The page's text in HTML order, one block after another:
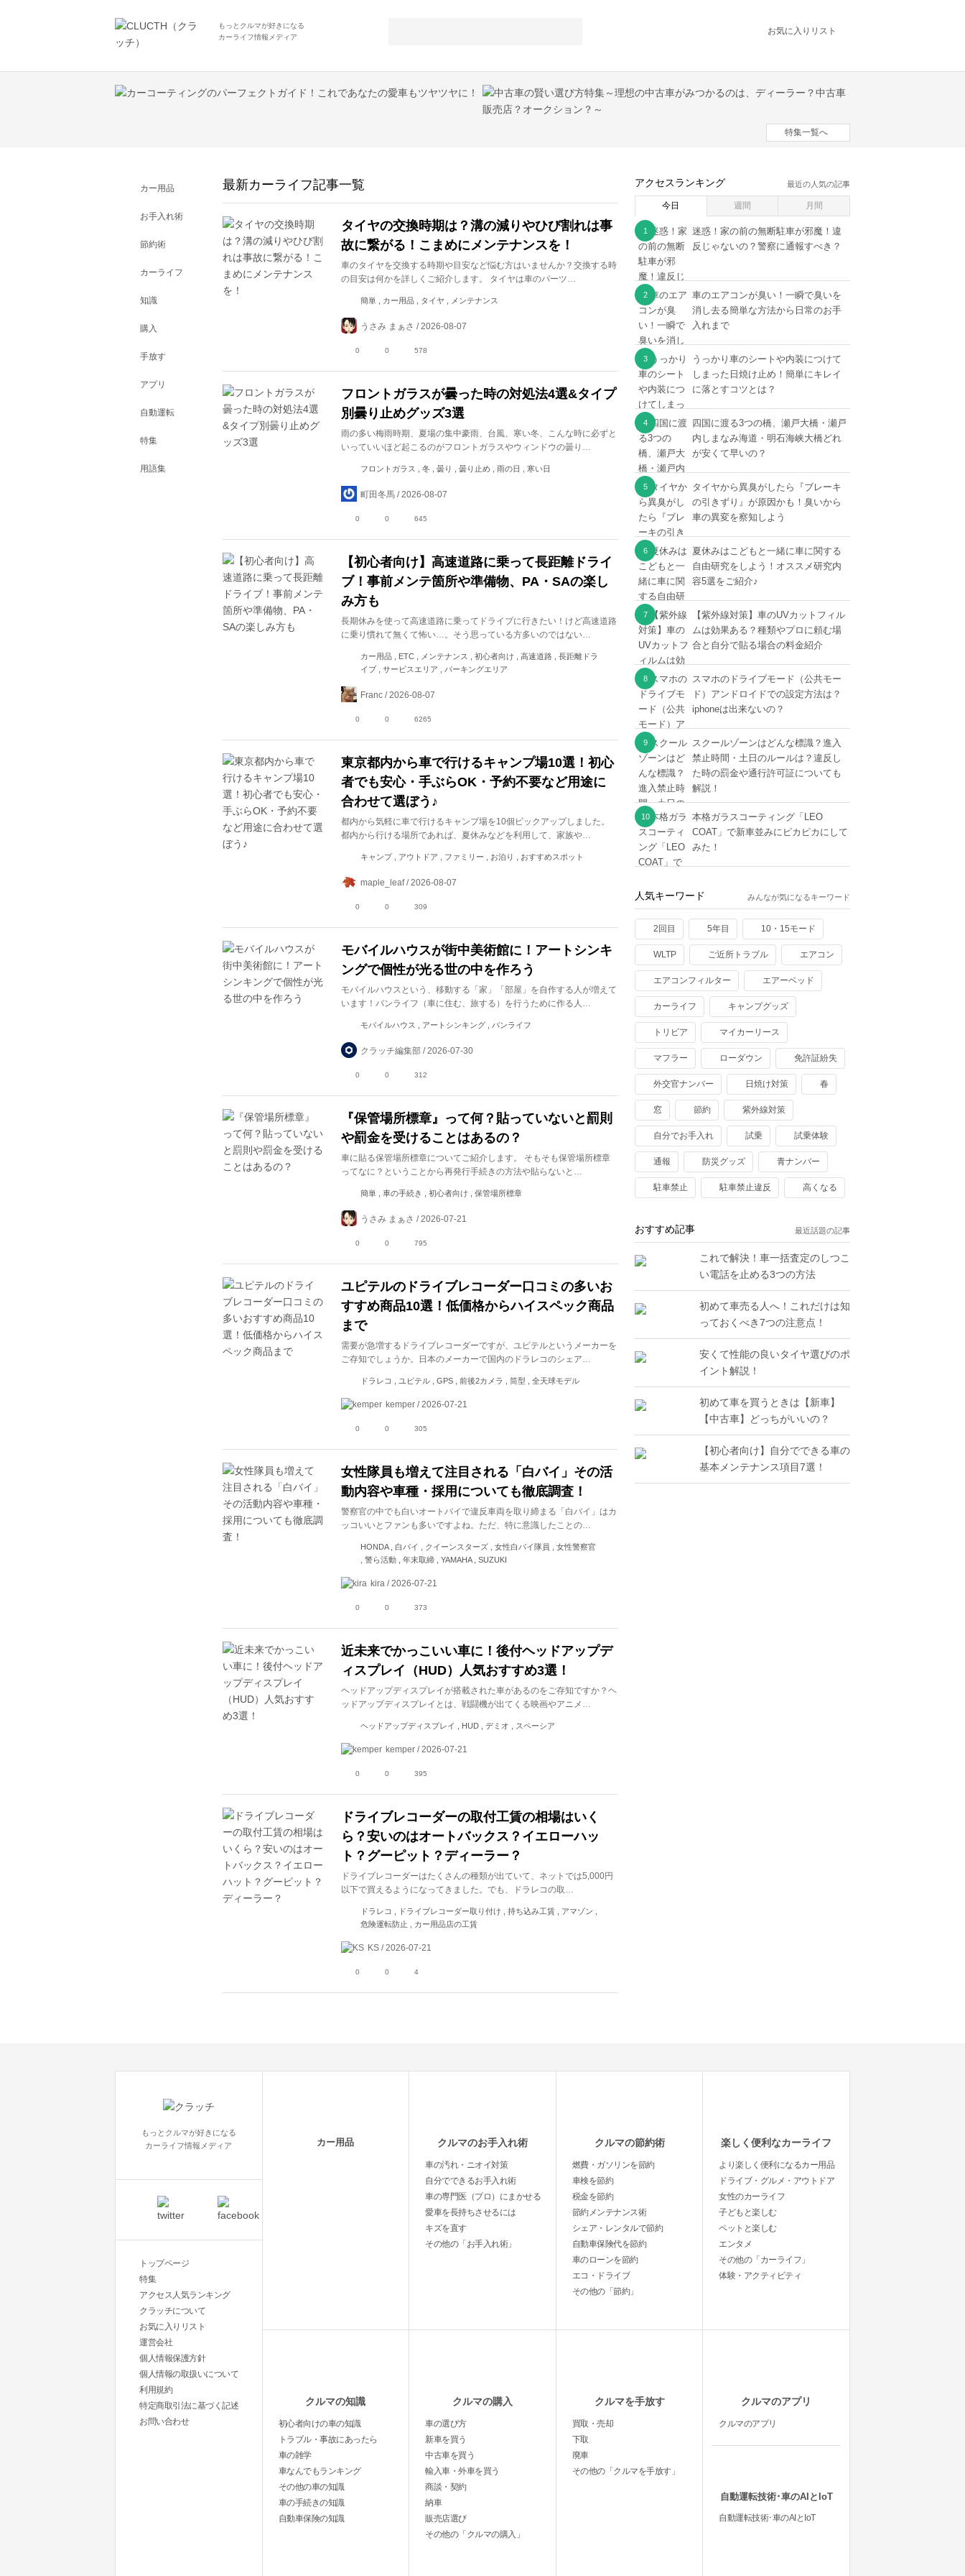
もっとクルマが好きになる
カーライフ情報メディア
お気に入りリスト
特集一覧へ
カー用品
お手入れ術
節約術
カーライフ
知識
購入
手放す
アプリ
自動運転
特集
用語集
最新カーライフ記事一覧
タイヤの交換時期は？溝の減りやひび割れは事
故に繋がる！こまめにメンテナンスを！
車のタイヤを交換する時期や目安など悩む方はいませんか？交換する時
の目安は何かを詳しくご紹介します。 タイヤは車のパーツ…
簡単 , カー用品 , タイヤ , メンテナンス
うさみ まぁさ / 2026-08-07
0 0 578
フロントガラスが曇った時の対処法4選&タイプ
別曇り止めグッズ3選
雨の多い梅雨時期、夏場の集中豪雨、台風、寒い冬、こんな時に必ずと
いっていいほど起こるのがフロントガラスやウィンドウの曇り…
フロントガラス , 冬 , 曇り , 曇り止め , 雨の日 , 寒い日
町田冬馬 / 2026-08-07
0 0 645
【初心者向け】高速道路に乗って長距離ドライ
ブ！事前メンテ箇所や準備物、PA・SAの楽し
み方も
長期休みを使って高速道路に乗ってドライブに行きたい！けど高速道路
に乗り慣れて無くて怖い…。そう思っている方多いのではない…
カー用品 , ETC , メンテナンス , 初心者向け , 高速道路 , 長距離ドラ
イブ , サービスエリア , パーキングエリア
Franc / 2026-08-07
0 0 6265
東京都内から車で行けるキャンプ場10選！初心
者でも安心・手ぶらOK・予約不要など用途に
合わせて選ぼう♪
都内から気軽に車で行けるキャンプ場を10個ピックアップしました。
都内から行ける場所であれば、夏休みなどを利用して、家族や…
キャンプ , アウトドア , ファミリー , お泊り , おすすめスポット
maple_leaf / 2026-08-07
0 0 309
モバイルハウスが街中美術館に！アートシンキ
ングで個性が光る世の中を作ろう
モバイルハウスという、移動する「家」「部屋」を自作する人が増えて
います！バンライフ（車に住む、旅する）を行うために作る人…
モバイルハウス , アートシンキング , バンライフ
クラッチ編集部 / 2026-07-30
0 0 312
『保管場所標章』って何？貼っていないと罰則
や罰金を受けることはあるの？
車に貼る保管場所標章についてご紹介します。 そもそも保管場所標章
ってなに？ということから再発行手続きの方法や貼らないと…
簡単 , 車の手続き , 初心者向け , 保管場所標章
うさみ まぁさ / 2026-07-21
0 0 795
ユピテルのドライブレコーダー口コミの多いお
すすめ商品10選！低価格からハイスペック商品
まで
需要が急増するドライブレコーダーですが、ユピテルというメーカーを
ご存知でしょうか。日本のメーカーで国内のドラレコのシェア…
ドラレコ , ユピテル , GPS , 前後2カメラ , 筒型 , 全天球モデル
kemper / 2026-07-21
0 0 305
女性隊員も増えて注目される「白バイ」その活
動内容や車種・採用についても徹底調査！
警察官の中でも白いオートバイで違反車両を取り締まる「白バイ」はカ
ッコいいとファンも多いですよね。ただ、特に意識したことの…
HONDA , 白バイ , クイーンスターズ , 女性白バイ隊員 , 女性警察官
, 警ら活動 , 年末取締 , YAMAHA , SUZUKI
kira / 2026-07-21
0 0 373
近未来でかっこいい車に！後付ヘッドアップデ
ィスプレイ（HUD）人気おすすめ3選！
ヘッドアップディスプレイが搭載された車があるのをご存知ですか？ヘ
ッドアップディスプレイとは、戦闘機が出てくる映画やアニメ…
ヘッドアップディスプレイ , HUD , デミオ , スペーシア
kemper / 2026-07-21
0 0 395
ドライブレコーダーの取付工賃の相場はいく
ら？安いのはオートバックス？イエローハッ
ト？グーピット？ディーラー？
ドライブレコーダーはたくさんの種類が出ていて、ネットでは5,000円
以下で買えるようになってきました。でも、ドラレコの取…
ドラレコ , ドライブレコーダー取り付け , 持ち込み工賃 , アマゾン ,
危険運転防止 , カー用品店の工賃
KS / 2026-07-21
0 0 4
アクセスランキング 最近の人気の記事
今日 週間 月間
迷惑！家の前の無断駐車が邪魔！違
反じゃないの？警察に通報すべき？
車のエアコンが臭い！一瞬で臭いを
消し去る簡単な方法から日常のお手
入れまで
うっかり車のシートや内装につけて
しまった日焼け止め！簡単にキレイ
に落とすコツとは？
四国に渡る3つの橋、瀬戸大橋・瀬戸
内しまなみ海道・明石海峡大橋どれ
が安くて早いの？
タイヤから異臭がしたら『ブレーキ
の引きずり』が原因かも！臭いから
車の異変を察知しよう
夏休みはこどもと一緒に車に関する
自由研究をしよう！オススメ研究内
容5選をご紹介♪
【紫外線対策】車のUVカットフィル
ムは効果ある？種類やプロに頼む場
合と自分で貼る場合の料金紹介
スマホのドライブモード（公共モー
ド）アンドロイドでの設定方法は？
iphoneは出来ないの？
スクールゾーンはどんな標識？進入
禁止時間・土日のルールは？違反し
た時の罰金や通行許可証についても
解説！
本格ガラスコーティング「LEO
COAT」で新車並みにピカピカにして
みた！
人気キーワード みんなが気になるキーワード
2回目 5年目 10・15モード
WLTP ご近所トラブル エアコン
エアコンフィルター エアーベッド
カーライフ キャンプグッズ
トリビア マイカーリース
マフラー ローダウン 免許証紛失
外交官ナンバー 日焼け対策 春
窓 節約 紫外線対策
自分でお手入れ 試乗 試乗体験
通報 防災グッズ 青ナンバー
駐車禁止 駐車禁止違反 高くなる
おすすめ記事 最近話題の記事
これで解決！車一括査定のしつこ
い電話を止める3つの方法
初めて車売る人へ！これだけは知
っておくべき7つの注意点！
安くて性能の良いタイヤ選びのポ
イント解説！
初めて車を買うときは【新車】
【中古車】どっちがいいの？
【初心者向け】自分でできる車の
基本メンテナンス項目7選！
もっとクルマが好きになる
カーライフ情報メディア
トップページ
特集
アクセス人気ランキング
クラッチについて
お気に入りリスト
運営会社
個人情報保護方針
個人情報の取扱いについて
利用規約
特定商取引法に基づく記述
お問い合わせ
カー用品 クルマのお手入れ術
車の汚れ・ニオイ対策
自分でできるお手入れ術
車の専門医（プロ）にまかせる
愛車を長持ちさせるには
キズを直す
その他の「お手入れ術」
クルマの節約術
燃費・ガソリンを節約
車検を節約
税金を節約
節約メンテナンス術
シェア・レンタルで節約
自動車保険代を節約
車のローンを節約
エコ・ドライブ
その他の「節約」
楽しく便利なカーライフ
より楽しく便利になるカー用品
ドライブ・グルメ・アウトドア
女性のカーライフ
子どもと楽しむ
ペットと楽しむ
エンタメ
その他の「カーライフ」
体験・アクティビティ
クルマの知識
初心者向けの車の知識
トラブル・事故にあったら
車の雑学
車なんでもランキング
その他の車の知識
車の手続きの知識
自動車保険の知識
クルマの購入
車の選び方
新車を買う
中古車を買う
輸入車・外車を買う
商談・契約
納車
販売店選び
その他の「クルマの購入」
クルマを手放す
買取・売却
下取
廃車
その他の「クルマを手放す」
クルマのアプリ
クルマのアプリ
自動運転技術･車のAIとIoT
自動運転技術･車のAIとIoT